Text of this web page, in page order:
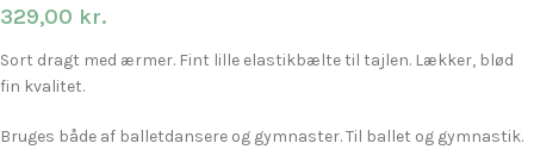
329,00 kr.
Sort dragt med ærmer. Fint lille elastikbælte til tajlen. Lækker, blød
fin kvalitet.
Bruges både af balletdansere og gymnaster. Til ballet og gymnastik.